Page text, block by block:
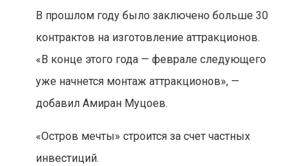
В прошлом году было заключено больше 30
контрактов на изготовление аттракционов.
«В конце этого года — феврале следующего
уже начнется монтаж аттракционов», —
добавил Амиран Муцоев.
«Остров мечты» строится за счет частных
инвестиций.